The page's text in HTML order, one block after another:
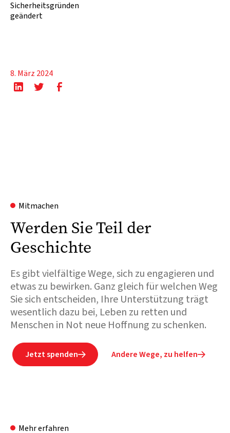
Sicherheitsgründen
geändert
8. März 2024
Mitmachen
Werden Sie Teil der
Geschichte
Es gibt vielfältige Wege, sich zu engagieren und
etwas zu bewirken. Ganz gleich für welchen Weg
Sie sich entscheiden, Ihre Unterstützung trägt
wesentlich dazu bei, Leben zu retten und
Menschen in Not neue Hoffnung zu schenken.
Jetzt spenden Andere Wege, zu helfen
Mehr erfahren